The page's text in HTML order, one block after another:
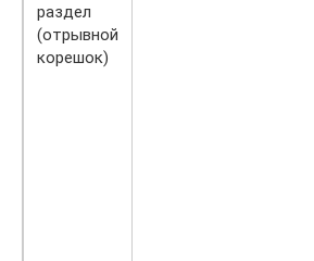
раздел
(отрывной
корешок)